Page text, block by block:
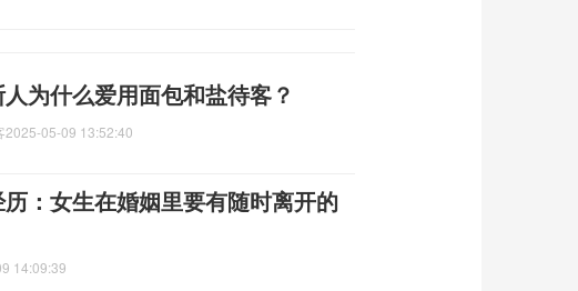
为什么爱用面包和盐待客？
2025-05-09 13:52:40
：女生在婚姻里要有随时离开的
14:09:39